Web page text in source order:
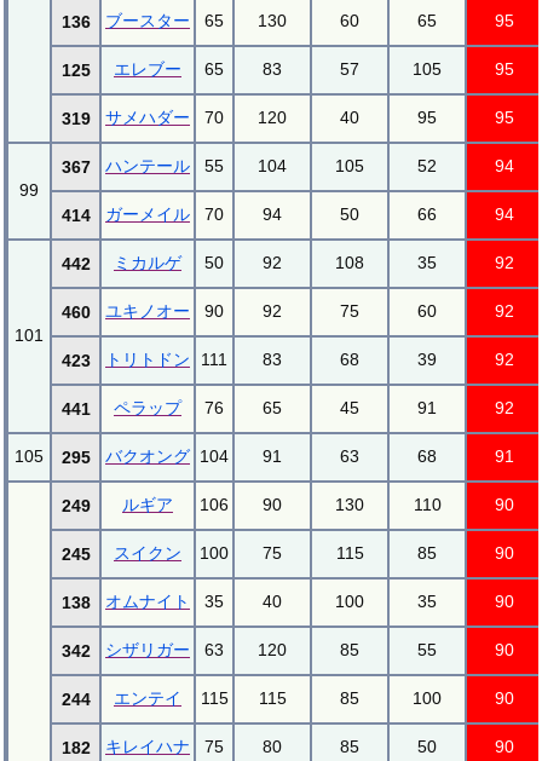
136 ブースター 65 130 60 65 95
125 エレブー 65 83 57 105 95
319 サメハダー 70 120 40 95 95
99
367 ハンテール 55 104 105 52 94
414 ガーメイル 70 94 50 66 94
101
442 ミカルゲ 50 92 108 35 92
460 ユキノオー 90 92 75 60 92
423 トリトドン 111 83 68 39 92
441 ペラップ 76 65 45 91 92
105 295 バクオング 104 91 63 68 91
249 ルギア 106 90 130 110 90
245 スイクン 100 75 115 85 90
138 オムナイト 35 40 100 35 90
342 シザリガー 63 120 85 55 90
244 エンテイ 115 115 85 100 90
182 キレイハナ 75 80 85 50 90